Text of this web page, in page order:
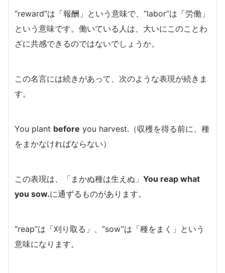
“reward”は「報酬」という意味で、”labor”は「労働」
という意味です。働いている人は、大いにこのことわ
ざに共感できるのではないでしょうか。
この名言には続きがあって、次のような表現が続きま
す。
You plant before you harvest.（収穫を得る前に、種
をまかなければならない）
この表現は、「まかぬ種は生えぬ」 You reap what
you sow.に通ずるものがあります。
“reap”は「刈り取る」、”sow”は「種をまく」という
意味になります。